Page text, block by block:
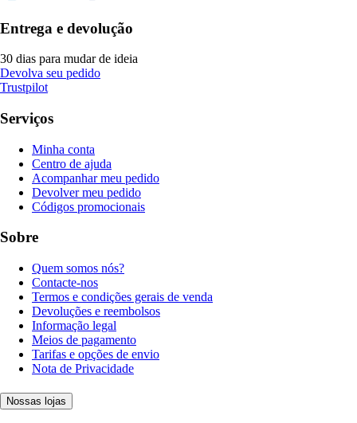
Entrega e devolução
30 dias para mudar de ideia
Devolva seu pedido
Trustpilot
Serviços
Minha conta
Centro de ajuda
Acompanhar meu pedido
Devolver meu pedido
Códigos promocionais
Sobre
Quem somos nós?
Contacte-nos
Termos e condições gerais de venda
Devoluções e reembolsos
Informação legal
Meios de pagamento
Tarifas e opções de envio
Nota de Privacidade
Nossas lojas